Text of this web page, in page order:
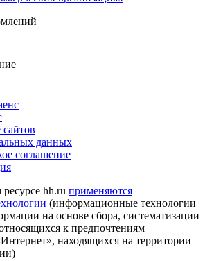
данных
соглашение
hh.ru применяются
(информационные технологии
на основе сбора, систематизации
к предпочтениям
находящихся на территории